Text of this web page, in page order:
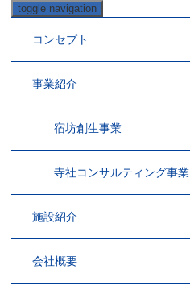
toggle navigation
コンセプト
事業紹介
宿坊創生事業
寺社コンサルティング事業
施設紹介
会社概要